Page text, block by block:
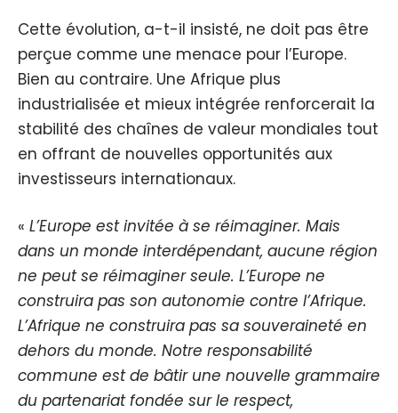
Cette évolution, a-t-il insisté, ne doit pas être
perçue comme une menace pour l’Europe.
Bien au contraire. Une Afrique plus
industrialisée et mieux intégrée renforcerait la
stabilité des chaînes de valeur mondiales tout
en offrant de nouvelles opportunités aux
investisseurs internationaux.
« L’Europe est invitée à se réimaginer. Mais
dans un monde interdépendant, aucune région
ne peut se réimaginer seule. L’Europe ne
construira pas son autonomie contre l’Afrique.
L’Afrique ne construira pas sa souveraineté en
dehors du monde. Notre responsabilité
commune est de bâtir une nouvelle grammaire
du partenariat fondée sur le respect,